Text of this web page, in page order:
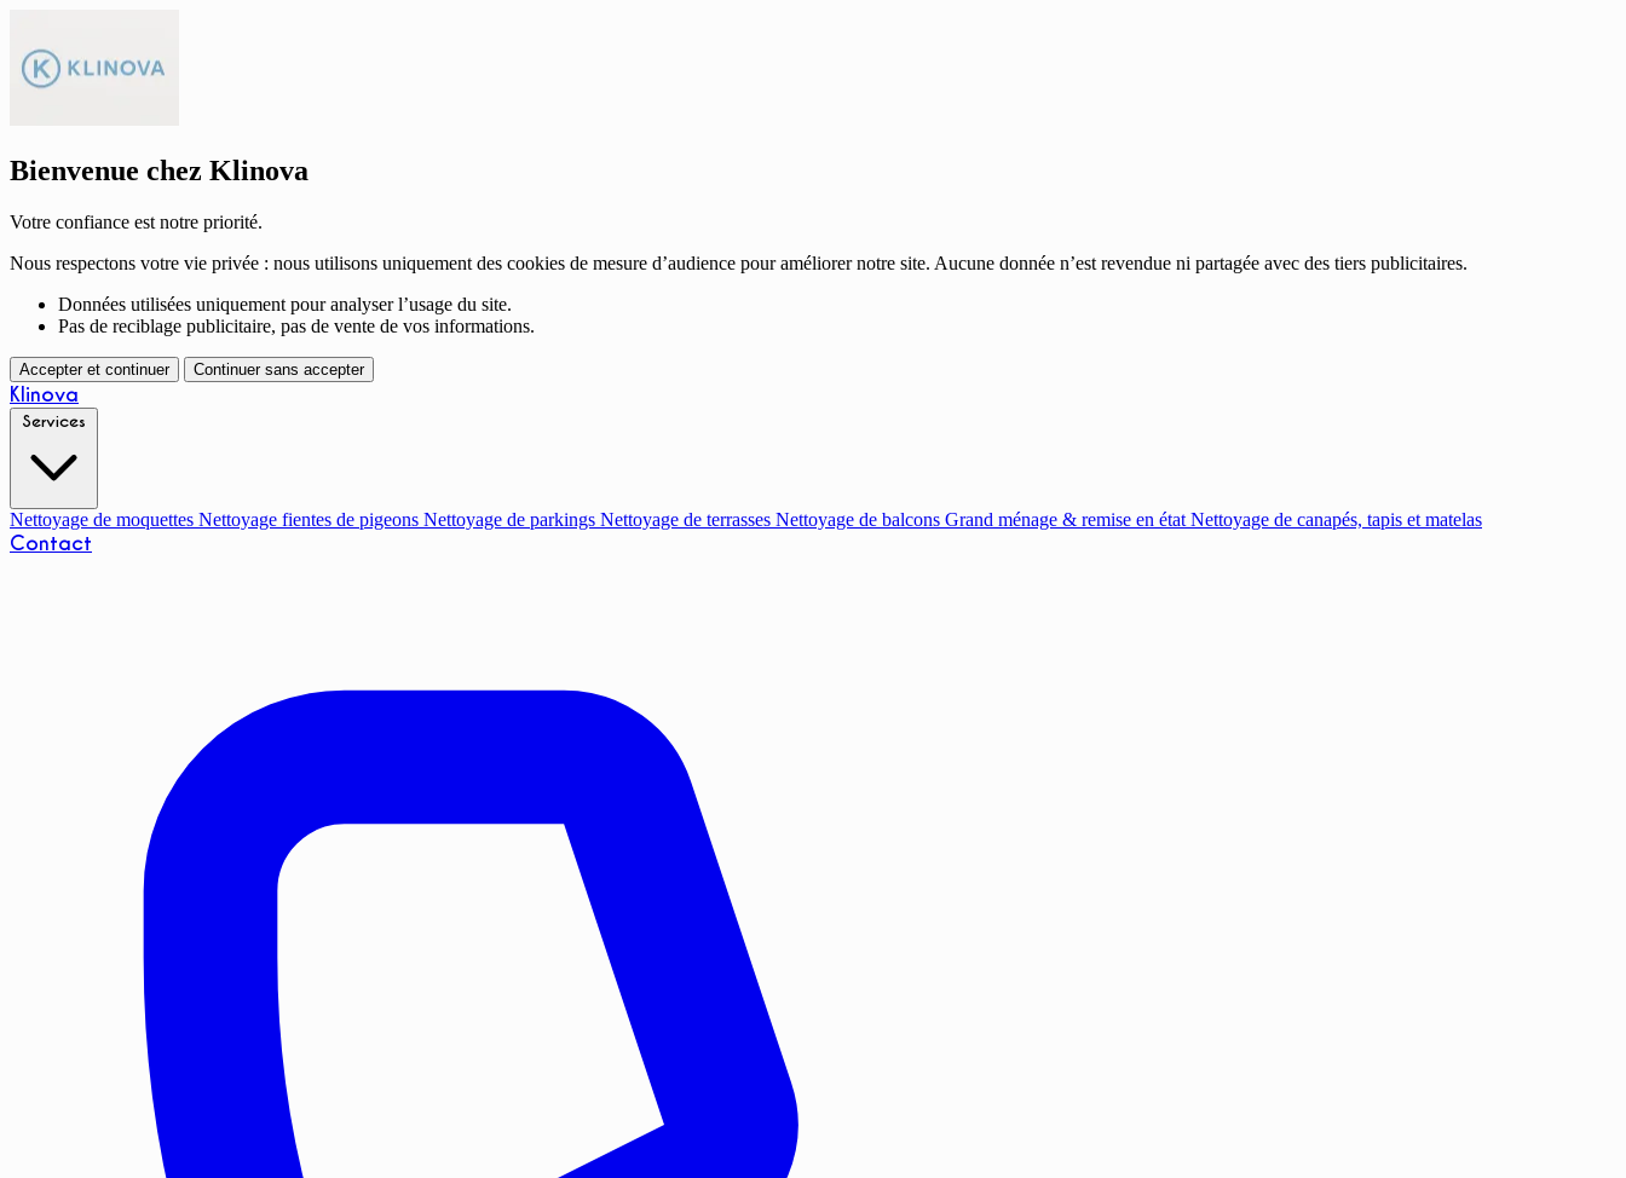
Bienvenue chez Klinova
Votre confiance est notre priorité.
Nous respectons votre vie privée : nous utilisons uniquement des cookies de mesure d’audience pour améliorer notre site. Aucune donnée n’est revendue ni partagée avec des tiers publicitaires.
Données utilisées uniquement pour analyser l’usage du site.
Pas de reciblage publicitaire, pas de vente de vos informations.
Accepter et continuer Continuer sans accepter
Klinova
Nettoyage de moquettes Nettoyage fientes de pigeons Nettoyage de parkings Nettoyage de terrasses Nettoyage de balcons Grand ménage & remise en état Nettoyage de canapés, tapis et matelas
Contact